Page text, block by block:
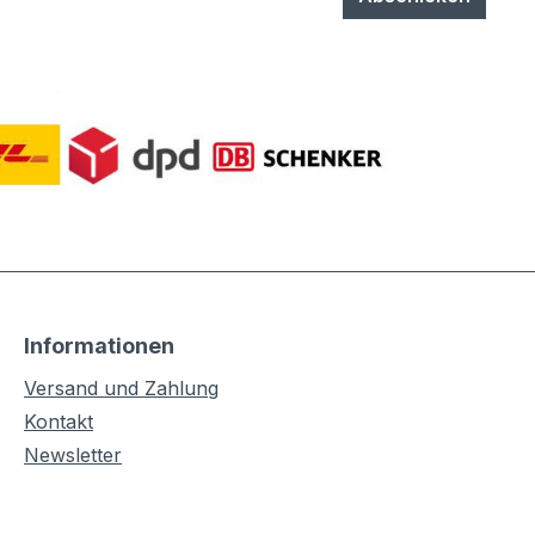
Informationen
Versand und Zahlung
Kontakt
Newsletter